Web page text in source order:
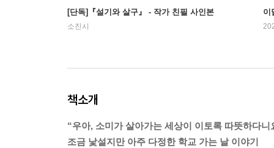
[단독]『설기와 살구』 - 작가 친필 사인본
소진시
이
책소개
“우아, 소미가 살아가는 세상이 이토록 따뜻하다니
조금 낯설지만 아주 다정한 학교 가는 날 이야기